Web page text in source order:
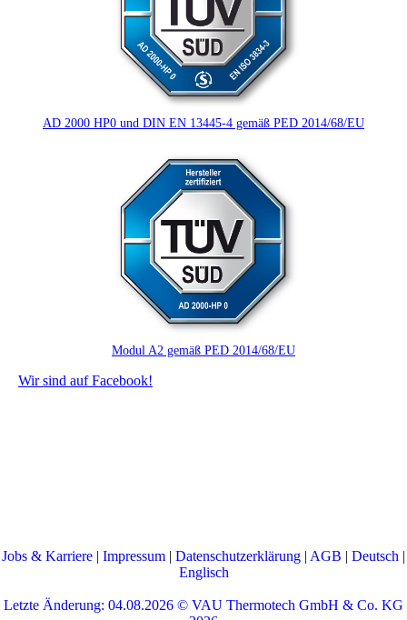
AD 2000 HP0 und DIN EN 13445-4 gemäß PED 2014/68/EU
Modul A2 gemäß PED 2014/68/EU
Wir sind auf Facebook!
Jobs & Karriere | Impressum | Datenschutzerklärung | AGB | Deutsch |
Englisch
Letzte Änderung: 04.08.2026 © VAU Thermotech GmbH & Co. KG